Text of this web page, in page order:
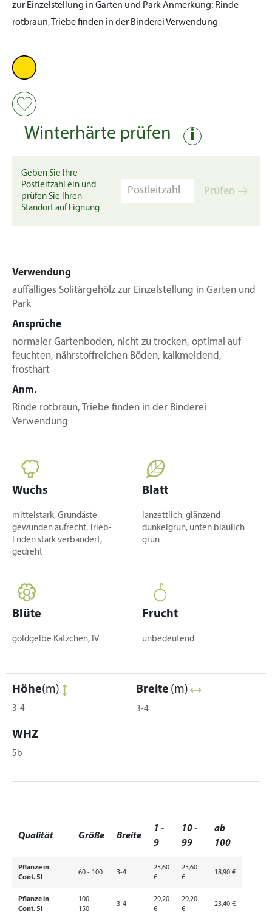
zur Einzelstellung in Garten und ParkAnmerkung: Rinde
rotbraun, Triebe finden in der Binderei Verwendung
Winterhärte prüfen i
Geben Sie Ihre
Postleitzahl ein und
prüfen Sie Ihren
Standort auf Eignung
Prüfen
Verwendung
auffälliges Solitärgehölz zur Einzelstellung in Garten und
Park
Ansprüche
normaler Gartenboden, nicht zu trocken, optimal auf
feuchten, nährstoffreichen Böden, kalkmeidend,
frosthart
Anm.
Rinde rotbraun, Triebe finden in der Binderei
Verwendung
Wuchs
mittelstark, Grundäste
gewunden aufrecht, Trieb-
Enden stark verbändert,
gedreht
Blatt
lanzettlich, glänzend
dunkelgrün, unten bläulich
grün
Blüte
goldgelbe Kätzchen, IV
Frucht
unbedeutend
Höhe(m)
3-4
Breite (m)
3-4
WHZ
5b
Qualität Größe Breite
1 -
9
10 -
99
ab
100
Pflanze in
Cont. 5l
60 - 100 3-4
23,60
€
23,60
€
18,90 €
Pflanze in
Cont. 5l
100 -
150
3-4
29,20
€
29,20
€
23,40 €